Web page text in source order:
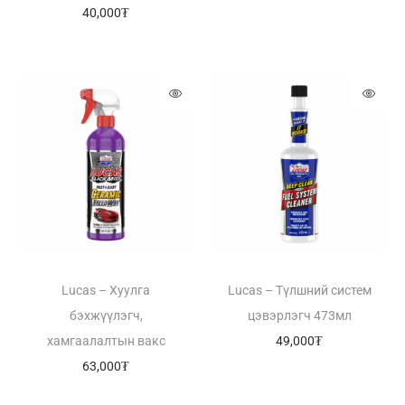
40,000₮
Lucas – Хуулга
бэхжүүлэгч,
хамгаалалтын вакс
63,000₮
Lucas – Түлшний систем
цэвэрлэгч 473мл
49,000₮